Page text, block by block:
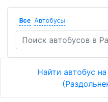
Все Автобусы
Найти автобус